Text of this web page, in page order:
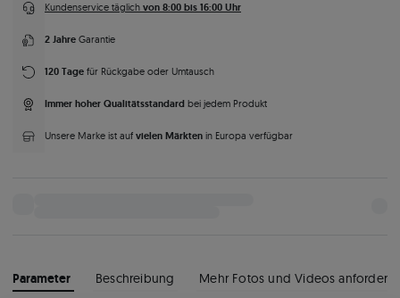
Kundenservice täglich von 8:00 bis 16:00 Uhr
2 Jahre Garantie
120 Tage für Rückgabe oder Umtausch
Immer hoher Qualitätsstandard bei jedem Produkt
Unsere Marke ist auf vielen Märkten in Europa verfügbar
Parameter Beschreibung Mehr Fotos und Videos anfordern